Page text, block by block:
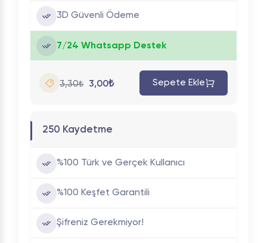
3D Güvenli Ödeme
7/24 Whatsapp Destek
3,30₺ 3,00₺ Sepete Ekle
250 Kaydetme
%100 Türk ve Gerçek Kullanıcı
%100 Keşfet Garantili
Şifreniz Gerekmiyor!